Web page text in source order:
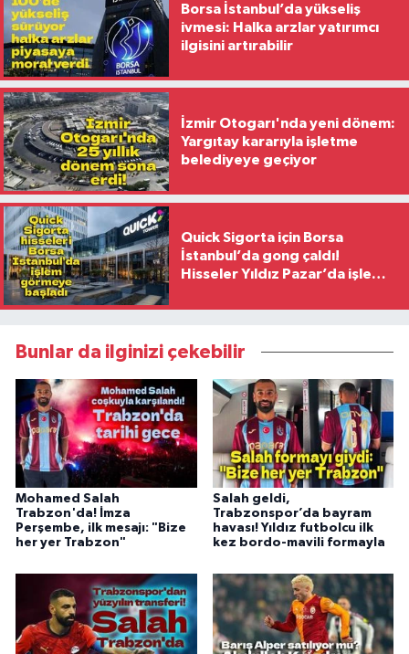
Borsa İstanbul’da yükseliş
ivmesi: Halka arzlar yatırımcı
ilgisini artırabilir
İzmir Otogarı'nda yeni dönem:
Yargıtay kararıyla işletme
belediyeye geçiyor
Quick Sigorta için Borsa
İstanbul’da gong çaldı!
Hisseler Yıldız Pazar’da işlem
Bunlar da ilginizi çekebilir
Mohamed Salah
Trabzon'da! İmza
Perşembe, ilk mesajı: "Bize
her yer Trabzon"
Salah geldi,
Trabzonspor’da bayram
havası! Yıldız futbolcu ilk
kez bordo-mavili formayla